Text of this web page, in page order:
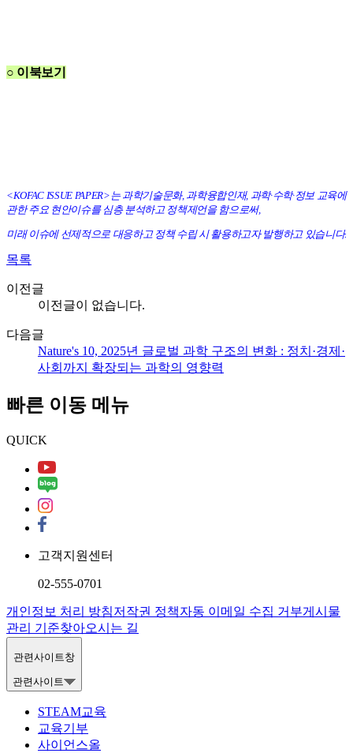
○ 이북보기
<KOFAC ISSUE PAPER>는 과학기술문화, 과학융합인재, 과학·수학·정보 교육에
관한 주요 현안이슈를 심층 분석하고 정책제언을 함으로써,
미래 이슈에 선제적으로 대응하고 정책 수립 시 활용하고자 발행하고 있습니다.
목록
이전글
이전글이 없습니다.
다음글
Nature's 10, 2025년 글로벌 과학 구조의 변화 : 정치·경제·
사회까지 확장되는 과학의 영향력
빠른 이동 메뉴
QUICK
고객지원센터
02-555-0701
개인정보 처리 방침저작권 정책자동 이메일 수집 거부게시물
관리 기준찾아오시는 길
관련사이트창
관련사이트
STEAM교육
교육기부
사이언스올